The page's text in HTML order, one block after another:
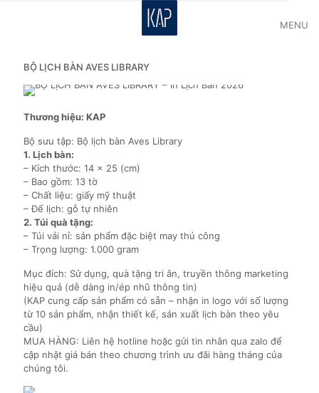
MENU
BỘ LỊCH BÀN AVES LIBRARY
Thương hiệu: KAP
Bộ sưu tập: Bộ lịch bàn Aves Library
1. Lịch bàn:
– Kích thước: 14 x 25 (cm)
– Bao gồm: 13 tờ
– Chất liệu: giấy mỹ thuật
– Đế lịch: gỗ tự nhiên
2. Túi quà tặng:
– Túi vải nỉ: sản phẩm đặc biệt may thủ công
– Trọng lượng: 1.000 gram
Mục đích: Sử dụng, quà tặng tri ân, truyền thông marketing
hiệu quả (dễ dàng in/ép nhũ thông tin)
(KAP cung cấp sản phẩm có sẵn – nhận in logo với số lượng
từ 10 sản phẩm, nhận thiết kế, sản xuất lịch bàn theo yêu
cầu)
MUA HÀNG: Liên hệ hotline hoặc gửi tin nhắn qua zalo để
cập nhật giá bán theo chương trình ưu đãi hàng tháng của
chúng tôi.